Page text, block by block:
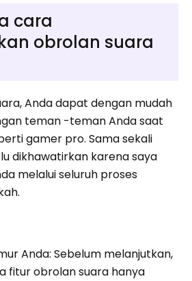
cara
obrolan suara
Anda dapat dengan mudah
teman -teman Anda saat
gamer pro. Sama sekali
dikhawatirkan karena saya
melalui seluruh proses
Anda: Sebelum melanjutkan,
fitur obrolan suara hanya